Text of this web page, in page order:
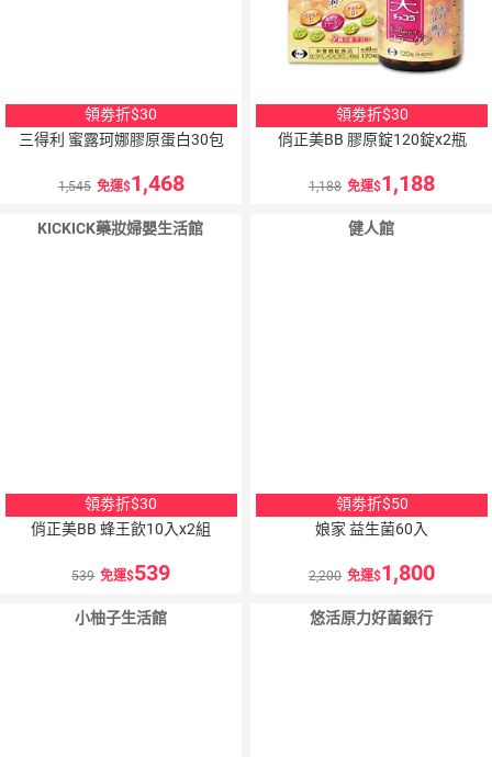
領劵折$30
三得利 蜜露珂娜膠原蛋白30包
1,545 免運 1,468
領劵折$30
俏正美BB 膠原錠120錠x2瓶
1,188 免運 1,188
KICKICK藥妝婦嬰生活館
領劵折$30
俏正美BB 蜂王飲10入x2組
539 免運 539
健人館
領劵折$50
娘家 益生菌60入
2,200 免運 1,800
小柚子生活館 悠活原力好菌銀行